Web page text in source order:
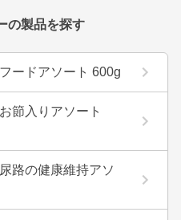
の製品を探す
ードアソート 600g
節入りアソート
路の健康維持アソ